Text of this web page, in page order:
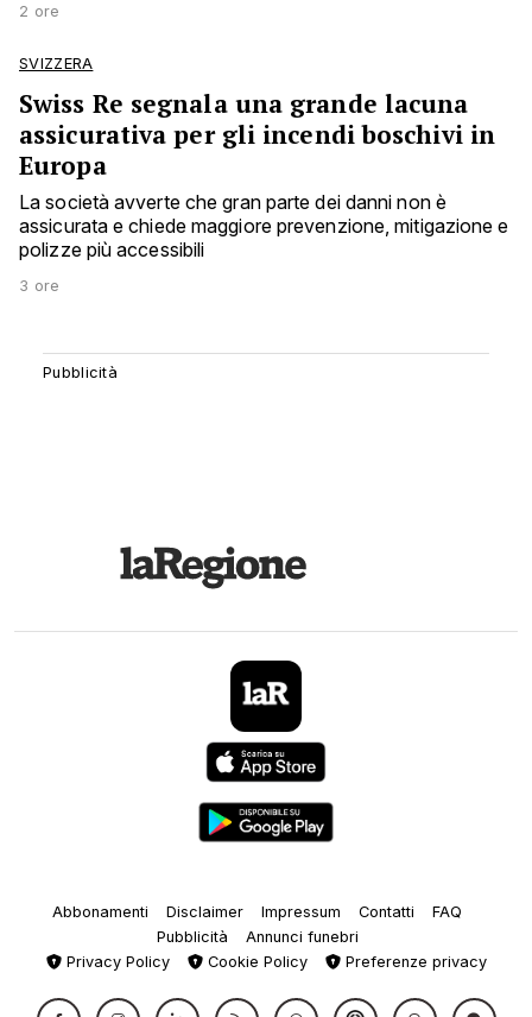
2 ore
SVIZZERA
Swiss Re segnala una grande lacuna
assicurativa per gli incendi boschivi in
Europa
La società avverte che gran parte dei danni non è
assicurata e chiede maggiore prevenzione, mitigazione e
polizze più accessibili
3 ore
Abbonamenti Disclaimer Impressum Contatti
FAQ
Pubblicità
Annunci funebri
Privacy Policy
Cookie Policy Preferenze privacy